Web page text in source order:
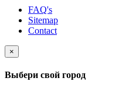
FAQ's
Sitemap
Contact
×
Выбери свой город